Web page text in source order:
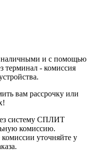
наличными и с помощью
терминал - комиссия
вам рассрочку или
систему СПЛИТ
комиссию.
уточняйте у